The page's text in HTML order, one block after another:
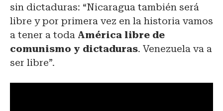
sin dictaduras: “Nicaragua también será
libre y por primera vez en la historia vamos
a tener a toda América libre de
comunismo y dictaduras. Venezuela va a
ser libre”.